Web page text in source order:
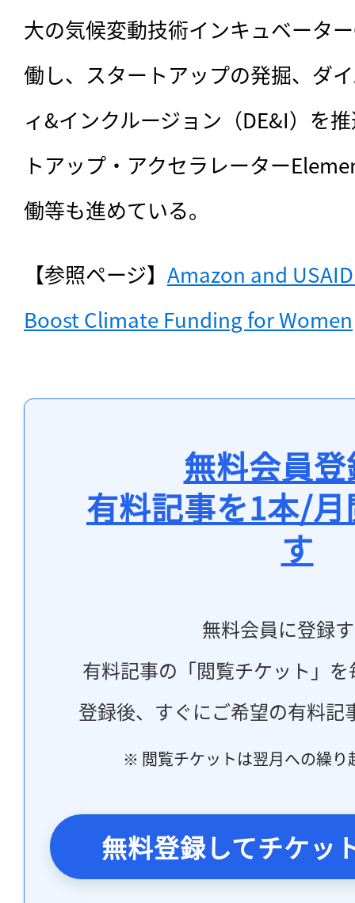
大の気候変動技術インキュベータ
働し、スタートアップの発掘、ダ
ィ&インクルージョン（DE&I）を
トアップ・アクセラレーター
働等も進めている。
【参照ページ】 Amazon and
Boost Climate Funding for Women
無料会員
有料記事を1本/
す
無料会員に登録
有料記事の「閲覧チケット」
登録後、すぐにご希望の有料記
※ 閲覧チケットは翌月への繰り
無料登録してチケッ